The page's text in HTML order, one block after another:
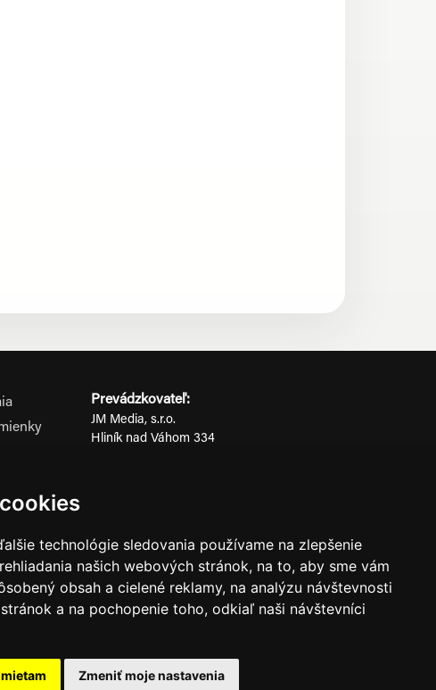
technológie sledovania používame na zlepšenie
našich webových stránok, na to, aby sme vám
obsah a cielené reklamy, na analýzu návštevnosti
a na pochopenie toho, odkiaľ naši návštevníci
Zmeniť moje nastavenia
Prevádzkovateľ:
JM Media, s.r.o.
Hliník nad Váhom 334
0911 955 646
súhlasu prevádzkovateľa.
známkami ich vlastníkov.